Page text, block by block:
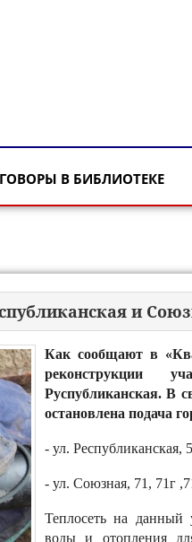
В БИБЛИОТЕКЕ
и
Как сообщают в
реконструкции
Руспубликанская. В
остановлена подача
- ул. Республиканская,
- ул. Союзная, 71, 71г
Теплосеть на данный
воды и отопления